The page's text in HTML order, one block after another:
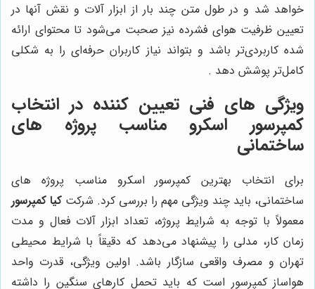
خواهد شد و در طول متن چند بار از ابزار آلات و نقش آنها در
تعیین ظرفیت هوای فشرده نیز صحبت می‌شود تا محتوای ارائه
شده کاربردی‌تر باشد و بتواند نیاز کاربران حرفه‌ای را به شکلی
کامل‌تر پوشش دهد .
ویژگی های فنی تعیین کننده در انتخاب
کمپرسور اسکرو مناسب پروژه های
ساختمانی
برای انتخاب بهترین کمپرسور اسکرو مناسب پروژه های
ساختمانی، باید چند ویژگی مهم را بررسی کرد. شرکت کیا کمپرسور
معمولاً با توجه به شرایط پروژه، تعداد ابزار آلات فعال و مدت
زمان کار، مدلی را پیشنهاد می‌دهد که دقیقاً با شرایط محیطی
تهران و مصرف واقعی سازگار باشد. اولین ویژگی، قدرت واحد
هواساز کمپرسور است که باید تحمل کارهای سنگین را داشته